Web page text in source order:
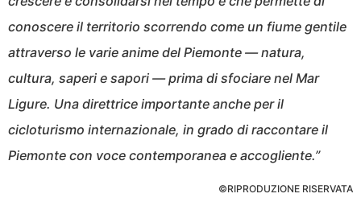
conoscere il territorio scorrendo come un fiume gentile
attraverso le varie anime del Piemonte — natura,
cultura, saperi e sapori — prima di sfociare nel Mar
Ligure. Una direttrice importante anche per il
cicloturismo internazionale, in grado di raccontare il
Piemonte con voce contemporanea e accogliente.”
©RIPRODUZIONE RISERVATA